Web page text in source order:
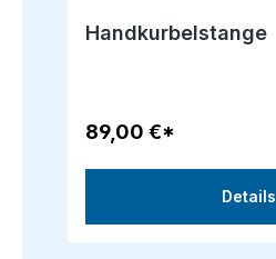
Handkurbelstange
89,00 €*
Details